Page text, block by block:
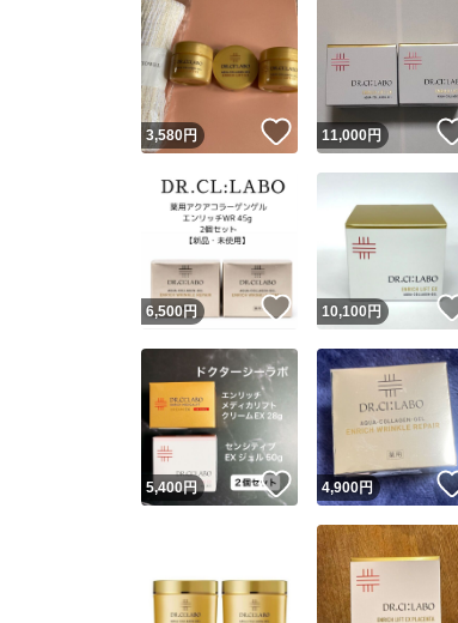
3,580円 いいね！
11,000円
6,500円 いいね！
10,100 円
5,400円 いいね！
4,900円